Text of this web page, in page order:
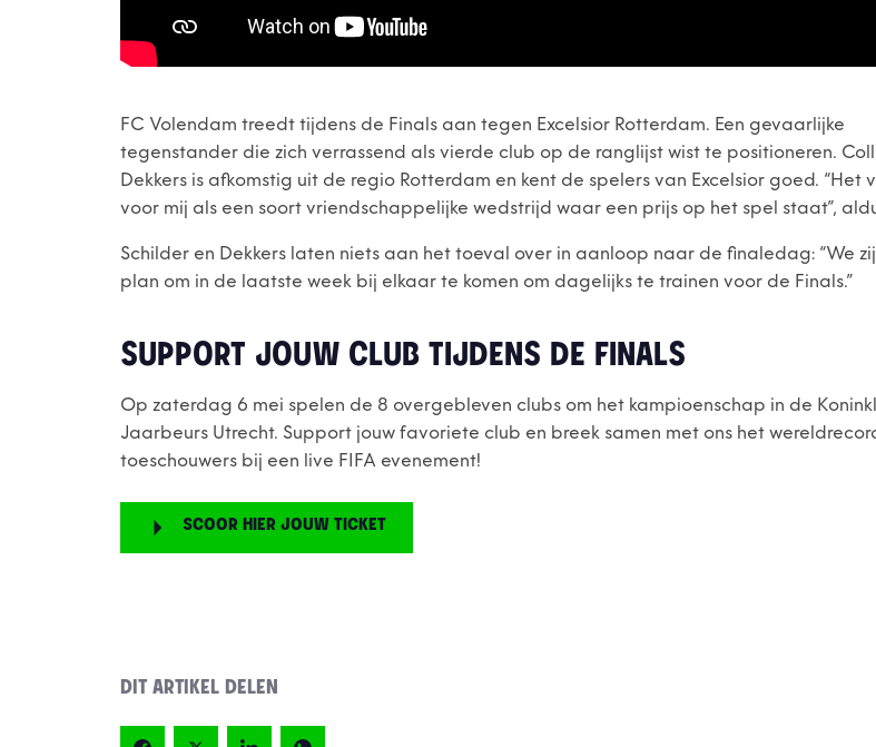
FC Volendam treedt tijdens de Finals aan tegen Excelsior Rotterdam. Een gevaarlijke
tegenstander die zich verrassend als vierde club op de ranglijst wist te positioneren.
Dekkers is afkomstig uit de regio Rotterdam en kent de spelers van Excelsior goed. “Het
voor mij als een soort vriendschappelijke wedstrijd waar een prijs op het spel staat”,
Schilder en Dekkers laten niets aan het toeval over in aanloop naar de finaledag: “We
plan om in de laatste week bij elkaar te komen om dagelijks te trainen voor de Finals.”
SUPPORT JOUW CLUB TIJDENS DE FINALS
Op zaterdag 6 mei spelen de 8 overgebleven clubs om het kampioenschap in de
Jaarbeurs Utrecht. Support jouw favoriete club en breek samen met ons het
toeschouwers bij een live FIFA evenement!
SCOOR HIER JOUW TICKET
DIT ARTIKEL DELEN